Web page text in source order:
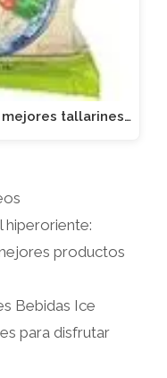
tallarines…
hiperoriente:
productos
Bebidas Ice
para disfrutar